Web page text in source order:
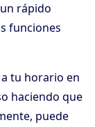
rápido
funciones
tu horario en
haciendo que
puede